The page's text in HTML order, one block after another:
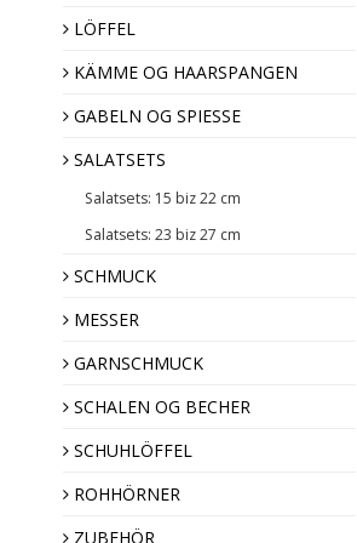
Haarspangen
Hornkämme
Ziernadeln
Broschen
LÖFFEL
KÄMME OG HAARSPANGEN
GABELN OG SPIESSE
SALATSETS
Salatsets: 15 biz 22 cm
Salatsets: 23 biz 27 cm
SCHMUCK
MESSER
GARNSCHMUCK
SCHALEN OG BECHER
SCHUHLÖFFEL
ROHHÖRNER
ZUBEHÖR